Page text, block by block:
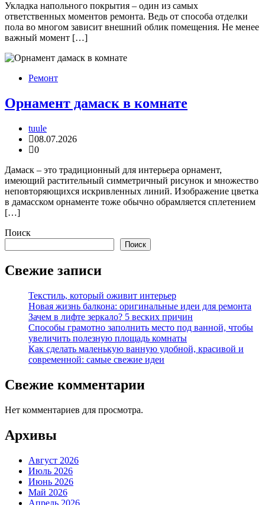
Укладка напольного покрытия – один из самых
ответственных моментов ремонта. Ведь от способа отделки
пола во многом зависит внешний облик помещения. Не менее
важный момент […]
Ремонт
Орнамент дамаск в комнате
tuule
08.07.2026
0
Дамаск – это традиционный для интерьера орнамент,
имеющий растительный симметричный рисунок и множество
неповторяющихся искривленных линий. Изображение цветка
в дамасском орнаменте тоже обычно обрамляется сплетением
[…]
Поиск
Поиск
Свежие записи
Текстиль, который оживит интерьер
Новая жизнь балкона: оригинальные идеи для ремонта
Зачем в лифте зеркало? 5 веских причин
Способы грамотно заполнить место под ванной, чтобы
увеличить полезную площадь комнаты
Как сделать маленькую ванную удобной, красивой и
современной: самые свежие идеи
Свежие комментарии
Нет комментариев для просмотра.
Архивы
Август 2026
Июль 2026
Июнь 2026
Май 2026
Апрель 2026